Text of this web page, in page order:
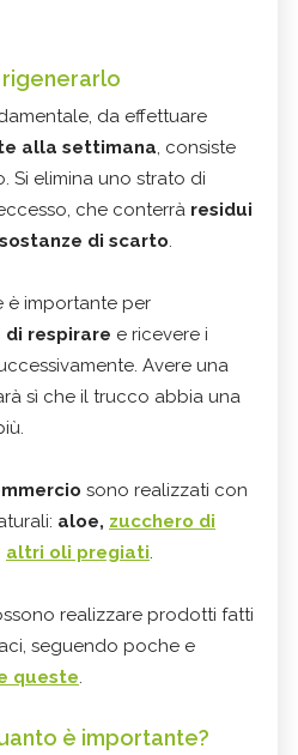
da effettuare
alla settimana, consiste
Si elimina uno strato di
che conterrà residui
di scarto.
è importante per
respirare e ricevere i
Avere una
sì che il trucco abbia una
sono realizzati con
aloe, zucchero di
altri oli pregiati.
realizzare prodotti fatti
seguendo poche e
queste.
è importante?